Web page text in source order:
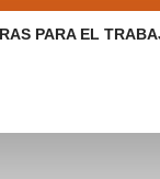
PARA EL